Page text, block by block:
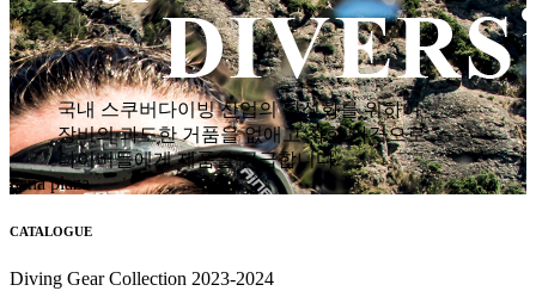
국내 스쿠버다이빙 산업의 활성화를 위하여
장비의 과도한 거품을 없애고 착한 가격으로
다이버들에게 제품을 공급합니다.
hana plaza
CATALOGUE
Diving Gear Collection 2023-2024